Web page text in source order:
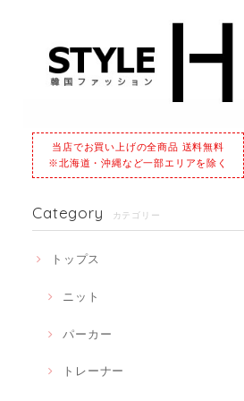
当店でお買い上げの全商品 送料無料
※北海道・沖縄など一部エリアを除く
Category カテゴリー
トップス
ニット
パーカー
トレーナー